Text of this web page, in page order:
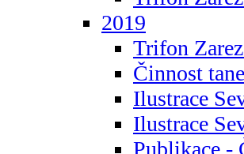
2019
Trifon
Činnost
Ilustrace
Ilustrace